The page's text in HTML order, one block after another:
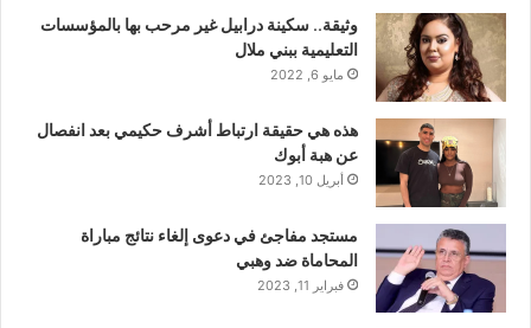
وثيقة.. سكينة درابيل غير مرحب بها بالمؤسسات
التعليمية ببني ملال
مايو 6, 2022
هذه هي حقيقة ارتباط أشرف حكيمي بعد انفصال
عن هبة أبوك
أبريل 10, 2023
مستجد مفاجئ في دعوى إلغاء نتائج مباراة
المحاماة ضد وهبي
فبراير 11, 2023